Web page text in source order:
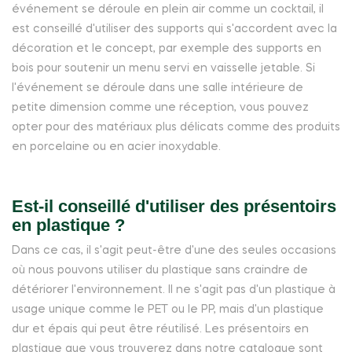
événement se déroule en plein air comme un cocktail, il
est conseillé d'utiliser des supports qui s'accordent avec la
décoration et le concept, par exemple des supports en
bois pour soutenir un menu servi en vaisselle jetable. Si
l'événement se déroule dans une salle intérieure de
petite dimension comme une réception, vous pouvez
opter pour des matériaux plus délicats comme des produits
en porcelaine ou en acier inoxydable.
Est-il conseillé d'utiliser des présentoirs
en plastique ?
Dans ce cas, il s'agit peut-être d'une des seules occasions
où nous pouvons utiliser du plastique sans craindre de
détériorer l'environnement. Il ne s'agit pas d'un plastique à
usage unique comme le PET ou le PP, mais d'un plastique
dur et épais qui peut être réutilisé. Les présentoirs en
plastique que vous trouverez dans notre catalogue sont